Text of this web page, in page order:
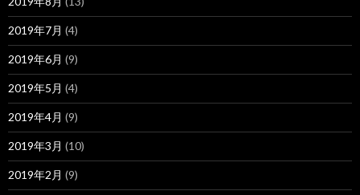
2019年7月 (4)
2019年6月 (9)
2019年5月 (4)
2019年4月 (9)
2019年3月 (10)
2019年2月 (9)